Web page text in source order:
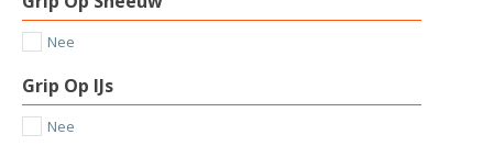
Nee
Grip Op IJs
Nee